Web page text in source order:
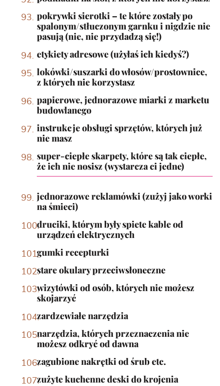
pokrywki sierotki – te które zostały po
spalonym/stłuczonym garnku i nigdzie nie
pasują (nie, nie przydadzą się!)
etykiety adresowe (użyłaś ich kiedyś?)
lokówki/suszarki do włosów/prostownice,
z których nie korzystasz
papierowe, jednorazowe miarki z marketu
budowlanego
instrukcje obsługi sprzętów, których już
nie masz
super-ciepłe skarpety, które są tak ciepłe,
że ich nie nosisz (wystarcza ci jedne)
jednorazowe reklamówki (zużyj jako worki
na śmieci)
druciki, którym były spiete kable od
urządzeń elektrycznych
gumki recepturki
stare okulary przeciwsłoneczne
wizytówki od osób, których nie możesz
skojarzyć
zardzewiałe narzędzia
narzędzia, których przeznaczenia nie
możesz odkryć od dawna
zagubione nakrętki od śrub etc.
zużyte kuchenne deski do krojenia